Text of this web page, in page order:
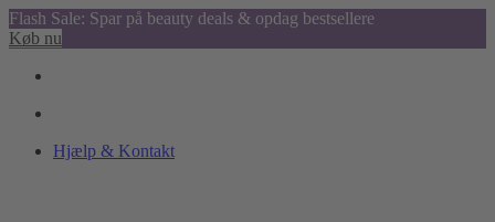
Flash Sale: Spar på beauty deals & opdag bestsellere
Køb nu
Hjælp & Kontakt